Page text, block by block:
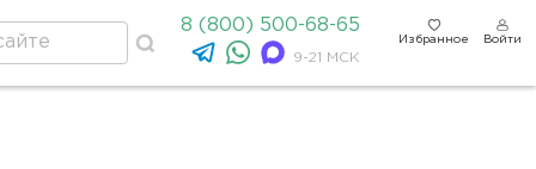
8 (800) 500-68-65
9-21 МСК
Избранное Войти